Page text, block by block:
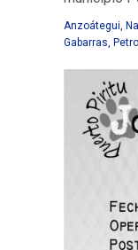
Anzoátegui
Gabarras